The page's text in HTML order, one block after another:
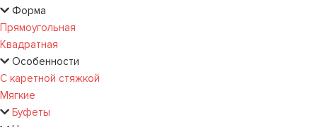
Форма
Прямоугольная
Квадратная
Особенности
С каретной стяжкой
Мягкие
Буфеты